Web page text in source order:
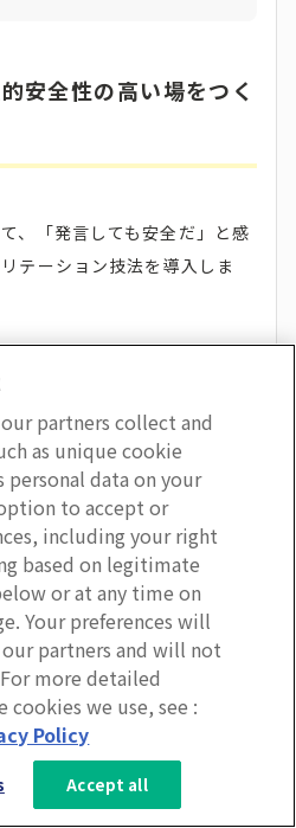
安全性の高い場をつく
、「発言しても安全だ」と感
テーション技法を導入しま
題への対処
と、他のメンバーは反対し
ーダーは意識的に「最後に
がけるか、「私はこう思う
らの意見も聞きたい」と前
：発言が少ないメンバーに
的見地からはどう見えま
スポットライトを当てま
傾聴（アクティブリス
3分で分かるLumApps
サービス資料を無料ダウンロー
ド
partners collect and
as unique cookie
data on your
to accept or
including your right
based on legitimate
or at any time on
Your preferences will
partners and will not
more detailed
we use, see :
Policy
Accept all